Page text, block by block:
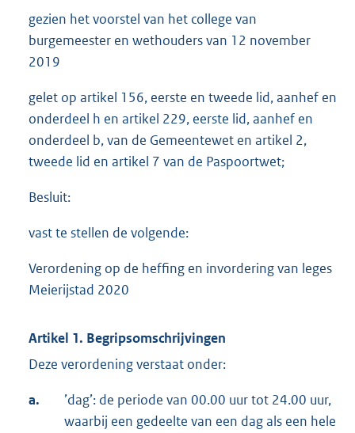
gezien het voorstel van het college van
burgemeester en wethouders van 12 november
2019
gelet op artikel 156, eerste en tweede lid, aanhef en
onderdeel h en artikel 229, eerste lid, aanhef en
onderdeel b, van de Gemeentewet en artikel 2,
tweede lid en artikel 7 van de Paspoortwet;
Besluit:
vast te stellen de volgende:
Verordening op de heffing en invordering van leges
Meierijstad 2020
Artikel 1. Begripsomschrijvingen
Deze verordening verstaat onder:
a.
’dag’: de periode van 00.00 uur tot 24.00 uur,
waarbij een gedeelte van een dag als een hele